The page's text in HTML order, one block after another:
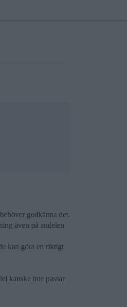
godkänna det.
även på andelen
kan göra en riktigt
kanske inte passar